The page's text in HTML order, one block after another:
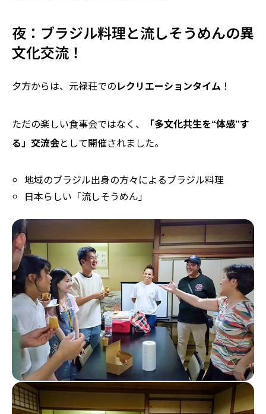
夜：ブラジル料理と流しそうめんの異
文化交流！
夕方からは、元禄荘でのレクリエーションタイム ！
ただの楽しい食事会ではなく、
「多文化共生を“体感”す
る」交流会として開催されました。
地域のブラジル出身の方々によるブラジル料理
日本らしい「流しそうめん」